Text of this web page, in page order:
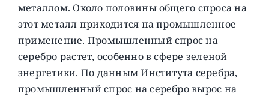
металлом. Около половины общего спроса на
этот металл приходится на промышленное
применение. Промышленный спрос на
серебро растет, особенно в сфере зеленой
энергетики. По данным Института серебра,
промышленный спрос на серебро вырос на